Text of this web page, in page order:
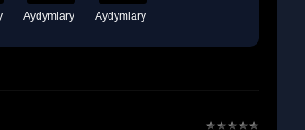
Aydymlary Aydymlary